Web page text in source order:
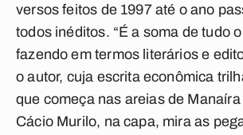
versos feitos de 1997 até o ano
todos inéditos. “É a soma de tudo
fazendo em termos literários e
o autor, cuja escrita econômica
que começa nas areias de
Cácio Murilo, na capa, mira as